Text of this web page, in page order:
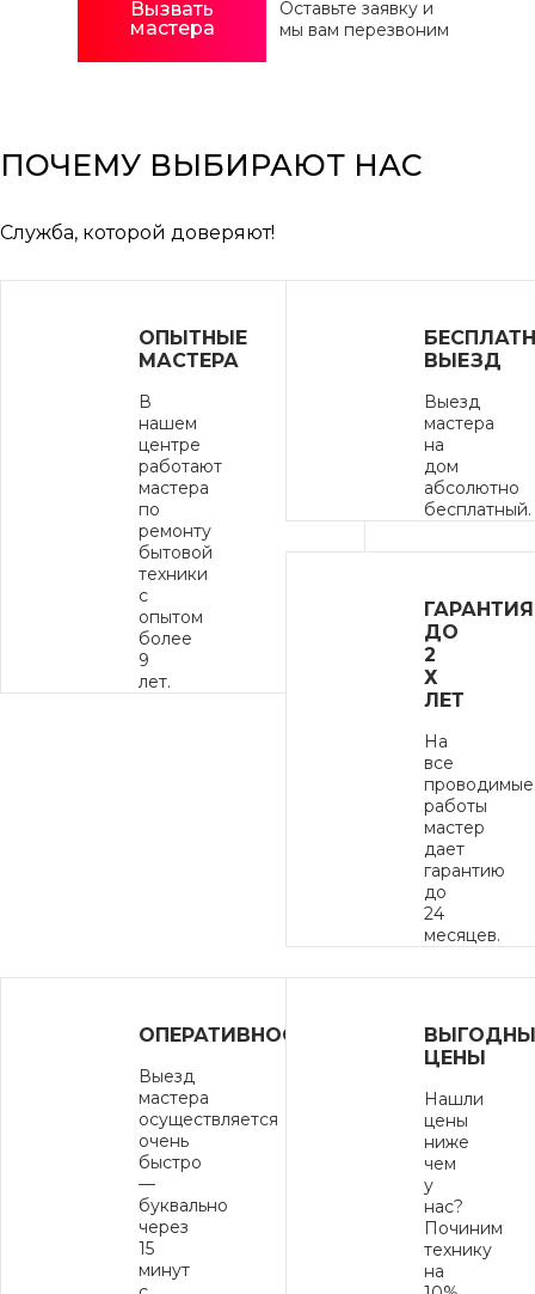
Вызвать
мастера
Оставьте заявку и
мы вам перезвоним
ПОЧЕМУ ВЫБИРАЮТ НАС
Служба, которой доверяют!
ОПЫТНЫЕ
МАСТЕРА
В
нашем
центре
работают
мастера
по
ремонту
бытовой
техники
с
опытом
более
9
лет.
ВЫЕЗД
Выезд
мастера
на
дом
абсолютно
бесплатный.
ГАРАНТИЯ
ДО
2
Х
ЛЕТ
На
все
проводимые
работы
мастер
дает
гарантию
до
24
месяцев.
ОПЕРАТИВНОСТЬ
Выезд
мастера
осуществляется
очень
быстро
—
буквально
через
15
минут
ЦЕНЫ
Нашли
цены
ниже
чем
у
нас?
Починим
технику
на